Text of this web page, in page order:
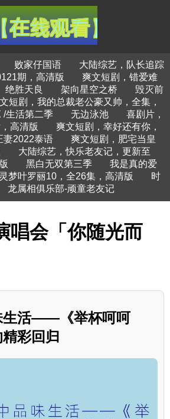
败家仔国语
大陆综艺，队长追踪
期，高清版
爽文短剧，错爱难
绝胜天良 架向星空之桥
毁灭前
短剧，我的总裁老公豪又帅，全集，
/生活第二季 无边泳池
喜剧片，
高清版
爽文短剧，幸好还有你，
妻2022泰语
爽文短剧，肥宅当皇
大陆综艺，快乐老友记，更新至
黑白无双第三季
我是真的爱
梦叶罗丽10，全26集，高清版
时
龙属相俱乐部-顽童老友记
唱会「你随光而
生活——《举杯呵呵
彩回归